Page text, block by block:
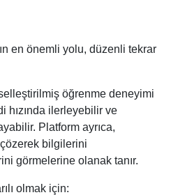
en önemli yolu, düzenli tekrar
öğrenme deneyimi
hızında ilerleyebilir ve
Platform ayrıca,
bilgilerini
görmelerine olanak tanır.
olmak için: